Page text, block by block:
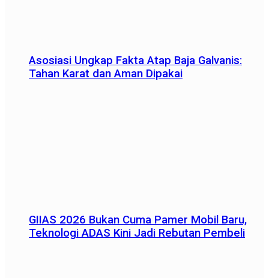
Asosiasi Ungkap Fakta Atap Baja Galvanis:
Tahan Karat dan Aman Dipakai
GIIAS 2026 Bukan Cuma Pamer Mobil Baru,
Teknologi ADAS Kini Jadi Rebutan Pembeli